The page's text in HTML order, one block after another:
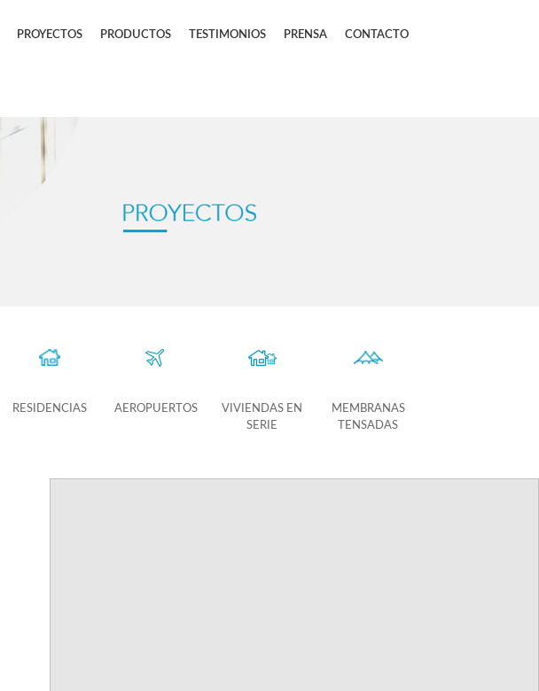
PROYECTOS PRODUCTOS TESTIMONIOS PRENSA CONTACTO
RESIDENCIAS AEROPUERTOS
VIVIENDAS EN
SERIE
MEMBRANAS
TENSADAS